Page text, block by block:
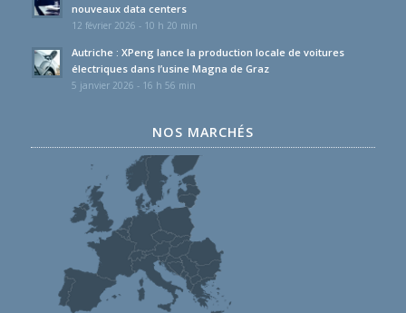
nouveaux data centers
12 février 2026 - 10 h 20 min
Autriche : XPeng lance la production locale de voitures
électriques dans l’usine Magna de Graz
5 janvier 2026 - 16 h 56 min
NOS MARCHÉS